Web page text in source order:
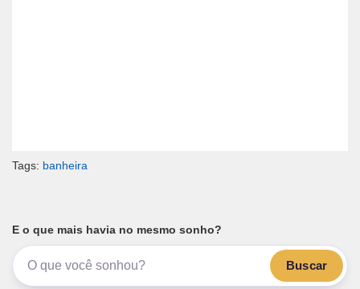
Tags: banheira
E o que mais havia no mesmo sonho?
Buscar